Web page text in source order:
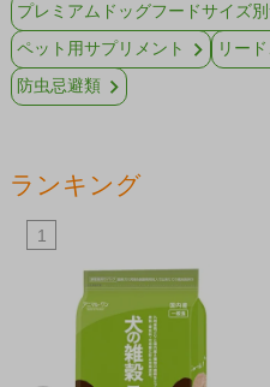
プレミアムドッグフードサイズ
ペット用サプリメント
リー
防虫忌避類
ランキング
1